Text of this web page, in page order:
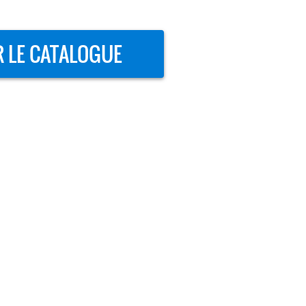
LE CATALOGUE